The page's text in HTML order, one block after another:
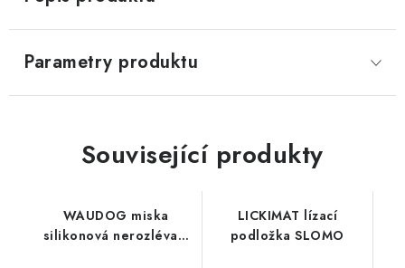
Parametry produktu
Související produkty
WAUDOG miska
silikonová nerozlévací
LICKIMAT lízací
podložka SLOMO